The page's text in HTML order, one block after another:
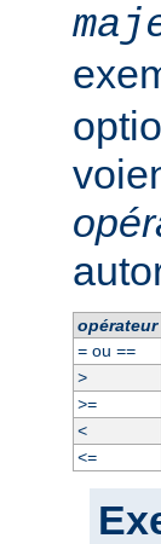
opérateur
=ou ==
>
>=
<
<=